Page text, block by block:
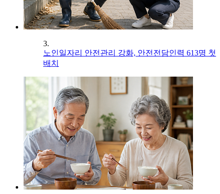
3.
노인일자리 안전관리 강화, 안전전담인력 613명 첫
배치